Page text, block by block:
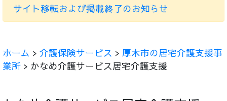
サイト移転および掲載終了のお知らせ
ホーム > 介護保険サービス > 厚木市の居宅介護支援事
業所 > かなめ介護サービス居宅介護支援